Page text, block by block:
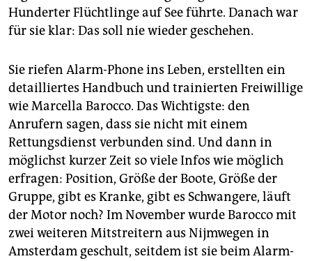
Hunderter Flüchtlinge auf See führte. Danach war
für sie klar: Das soll nie wieder geschehen.
Sie riefen Alarm-Phone ins Leben, erstellten ein
detailliertes Handbuch und trainierten Freiwillige
wie Marcella Barocco. Das Wichtigste: den
Anrufern sagen, dass sie nicht mit einem
Rettungsdienst verbunden sind. Und dann in
möglichst kurzer Zeit so viele Infos wie möglich
erfragen: Position, Größe der Boote, Größe der
Gruppe, gibt es Kranke, gibt es Schwangere, läuft
der Motor noch? Im November wurde Barocco mit
zwei weiteren Mitstreitern aus Nijmwegen in
Amsterdam geschult, seitdem ist sie beim Alarm-